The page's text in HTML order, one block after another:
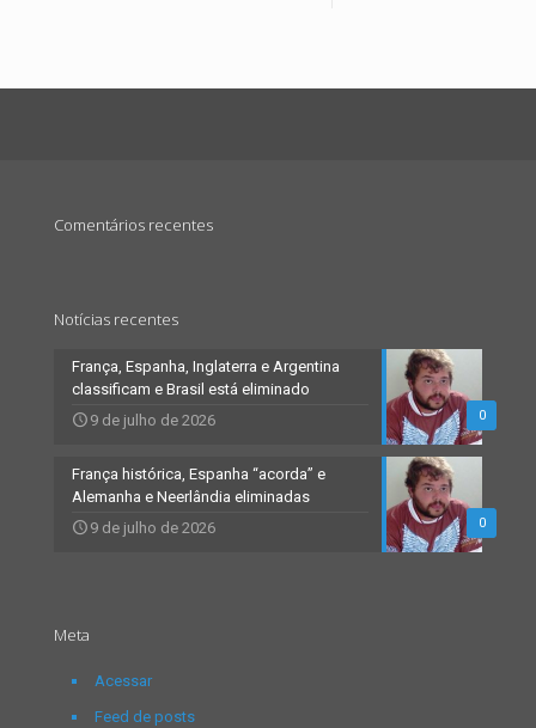
Comentários recentes
Notícias recentes
0
França, Espanha, Inglaterra e Argentina
classificam e Brasil está eliminado
9 de julho de 2026
0
França histórica, Espanha “acorda” e
Alemanha e Neerlândia eliminadas
9 de julho de 2026
Meta
Acessar
Feed de posts